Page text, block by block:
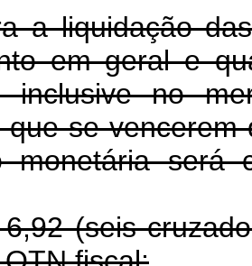
a liquidação
em geral e
inclusive no
se
monetária será
(seis